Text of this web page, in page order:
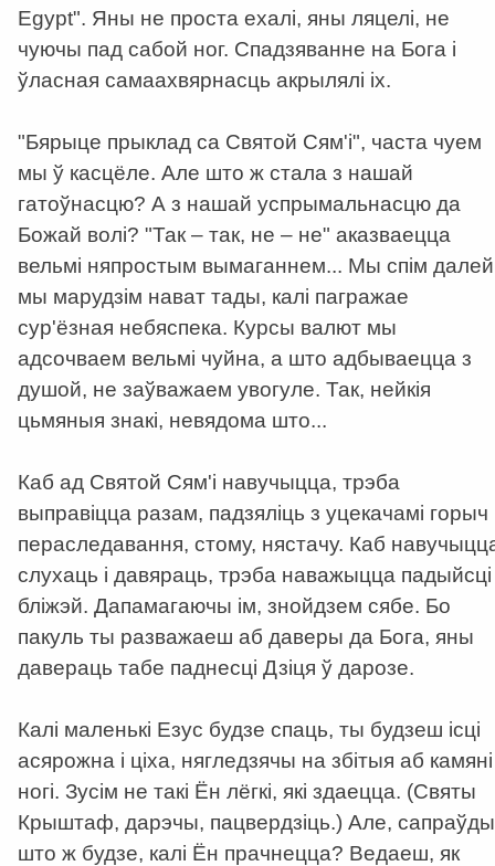
Egypt". Яны не проста ехалі, яны ляцелі, не
чуючы пад сабой ног. Спадзяванне на Бога і
ўласная самаахвярнасць акрылялі іх.
"Бярыце прыклад са Святой Сям'і", часта чуем
мы ў касцёле. Але што ж стала з нашай
гатоўнасцю? А з нашай успрымальнасцю да
Божай волі? "Так – так, не – не" аказваецца
вельмі няпростым вымаганнем... Мы спім
мы марудзім нават тады, калі пагражае
сур'ёзная небяспека. Курсы валют мы
адсочваем вельмі чуйна, а што адбываецца з
душой, не заўважаем увогуле. Так, нейкія
цьмяныя знакі, невядома што...
Каб ад Святой Сям'і навучыцца, трэба
выправіцца разам, падзяліць з уцекачамі горыч
пераследавання, стому, нястачу. Каб
слухаць і давяраць, трэба наважыцца падыйсці
бліжэй. Дапамагаючы ім, знойдзем сябе. Бо
пакуль ты разважаеш аб даверы да Бога, яны
давераць табе паднесці Дзіця ў дарозе.
Калі маленькі Езус будзе спаць, ты будзеш ісці
асярожна і ціха, нягледзячы на збітыя аб камяні
ногі. Зусім не такі Ён лёгкі, які здаецца. (Святы
Крыштаф, дарэчы, пацвердзіць.) Але,
што ж будзе, калі Ён прачнецца? Ведаеш, як